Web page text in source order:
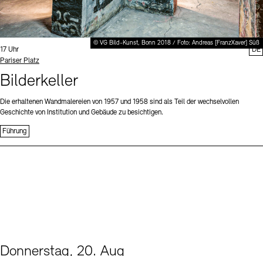
© VG Bild-Kunst, Bonn 2018 / Foto: Andreas [FranzXaver] Süß
Uhrzeit:
17 Uhr
Standort
Pariser Platz
Bilderkeller
Die erhaltenen Wandmalereien von 1957 und 1958 sind als Teil der wechselvollen
Geschichte von Institution und Gebäude zu besichtigen.
Führung
DE
Donnerstag, 20. Aug